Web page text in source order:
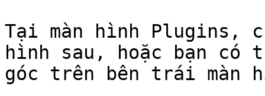
Tại màn hình Plugins,
hình sau, hoặc bạn có
góc trên bên trái màn